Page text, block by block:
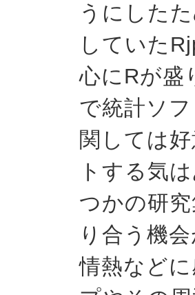
うにした
していた
心にRが盛
で統計ソ
関しては
トする気
つかの研
り合う機
情熱など